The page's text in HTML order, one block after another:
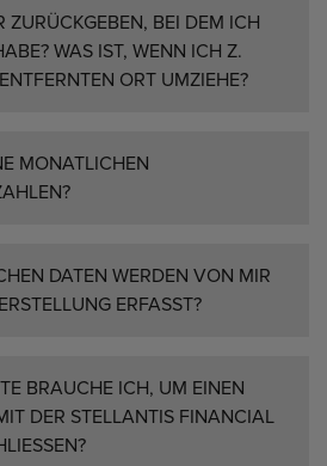
ZURÜCKGEBEN, BEI DEM ICH
WAS IST, WENN ICH Z.
ORT UMZIEHE?
MONATLICHEN
DATEN WERDEN VON MIR
ERFASST?
BRAUCHE ICH, UM EINEN
DER STELLANTIS FINANCIAL